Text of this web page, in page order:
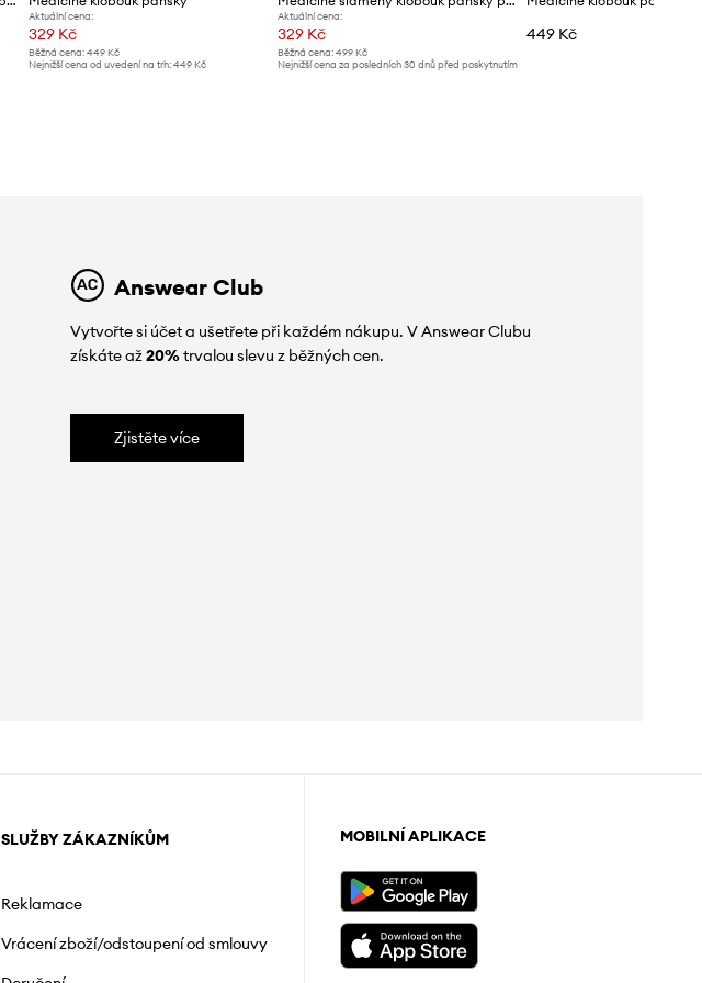
Aktuální cena:
329 Kč
Běžná cena: 449 Kč
Nejnižší cena od uvedení na trh: 449 Kč
Aktuální cena:
329 Kč
Běžná cena:499 Kč
Nejnižší cena za posledních 30 dnů před poskytnutím
449 Kč
Answear Club
Vytvořte si účet a ušetřete při každém nákupu. V Answear Clubu
získáte až20%trvalou slevu z běžných cen.
Zjistěte více
SLUŽBY ZÁKAZNÍKŮM
Reklamace
Vrácení zboží/odstoupení od smlouvy
MOBILNÍ APLIKACE